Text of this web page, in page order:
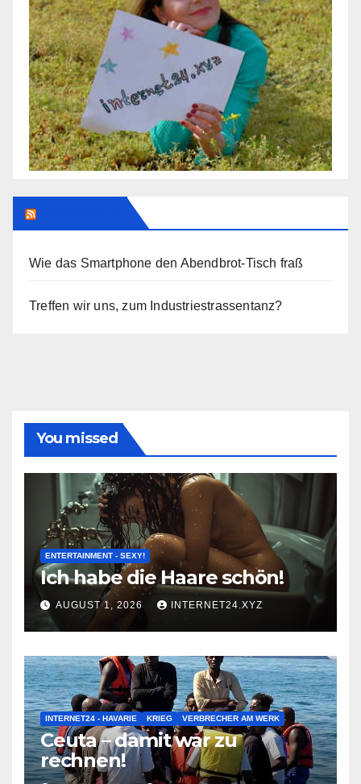
Wie das Smartphone den Abendbrot-Tisch fraß
Treffen wir uns, zum Industriestrassentanz?
You missed
ENTERTAINMENT - SEXY!
Ich habe die Haare schön!
AUGUST 1, 2026 INTERNET24.XYZ
INTERNET24 - HAVARIE KRIEG VERBRECHER AM WERK
Ceuta – damit war zu
rechnen!